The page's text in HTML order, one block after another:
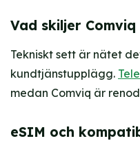
Vad skiljer Comviq
Tekniskt sett är nätet
kundtjänstupplägg.
medan Comviq är
eSIM och